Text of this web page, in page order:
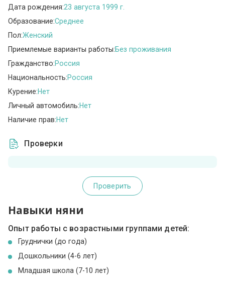
Дата рождения:23 августа 1999 г.
Образование:Среднее
Пол:Женский
Приемлемые варианты работы:Без проживания
Гражданство:Россия
Национальность:Россия
Курение:Нет
Личный автомобиль:Нет
Наличие прав:Нет
Проверки
Проверить
Навыки няни
Опыт работы с возрастными группами детей:
Груднички (до года)
Дошкольники (4-6 лет)
Младшая школа (7-10 лет)